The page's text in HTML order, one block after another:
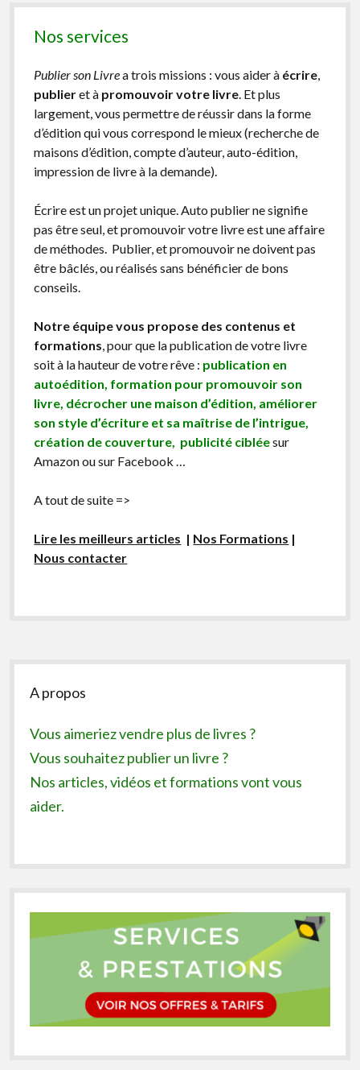
Nos services
Publier son Livrea trois missions : vous aider à écrire,
publieret à promouvoir votre livre. Et plus
largement, vous permettre de réussir dans la forme
d’édition qui vous correspond le mieux (recherche de
maisons d’édition, compte d’auteur, auto-édition,
impression de livre à la demande).
Écrire est un projet unique. Auto publier ne signifie
pas être seul, et promouvoir votre livre est une affaire
de méthodes. Publier, et promouvoir ne doivent pas
être bâclés, ou réalisés sans bénéficier de bons
conseils.
Notre équipe vous propose des contenus et
formations, pour que la publication de votre livre
soit à la hauteur de votre rêve : publication en
autoédition, formation pour promouvoir son
livre, décrocher une maison d’édition, améliorer
son style d’écriture et sa maîtrise de l’intrigue,
création de couverture, publicité cibléesur
Amazon ou sur Facebook …
A tout de suite =>
Lire les meilleurs articles | Nos Formations |
Nous contacter
Sidebar
A propos
Vous aimeriez vendre plus de livres ?
Vous souhaitez publier un livre ?
Nos articles, vidéos et formations vont vous
aider.